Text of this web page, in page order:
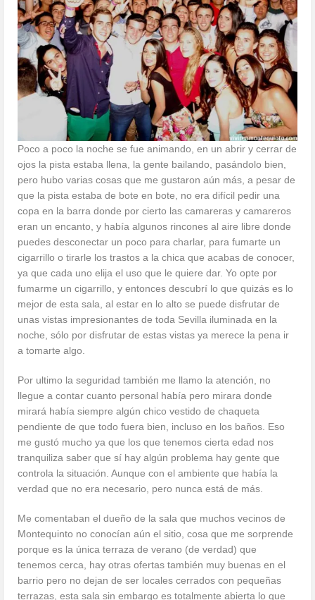
Poco a poco la noche se fue animando, en un abrir y cerrar de
ojos la pista estaba llena, la gente bailando, pasándolo bien,
pero hubo varias cosas que me gustaron aún más, a pesar de
que la pista estaba de bote en bote, no era difícil pedir una
copa en la barra donde por cierto las camareras y camareros
eran un encanto, y había algunos rincones al aire libre donde
puedes desconectar un poco para charlar, para fumarte un
cigarrillo o tirarle los trastos a la chica que acabas de conocer,
ya que cada uno elija el uso que le quiere dar. Yo opte por
fumarme un cigarrillo, y entonces descubrí lo que quizás es lo
mejor de esta sala, al estar en lo alto se puede disfrutar de
unas vistas impresionantes de toda Sevilla iluminada en la
noche, sólo por disfrutar de estas vistas ya merece la pena ir
a tomarte algo.
Por ultimo la seguridad también me llamo la atención, no
llegue a contar cuanto personal había pero mirara donde
mirará había siempre algún chico vestido de chaqueta
pendiente de que todo fuera bien, incluso en los baños. Eso
me gustó mucho ya que los que tenemos cierta edad nos
tranquiliza saber que sí hay algún problema hay gente que
controla la situación. Aunque con el ambiente que había la
verdad que no era necesario, pero nunca está de más.
Me comentaban el dueño de la sala que muchos vecinos de
Montequinto no conocían aún el sitio, cosa que me sorprende
porque es la única terraza de verano (de verdad) que
tenemos cerca, hay otras ofertas también muy buenas en el
barrio pero no dejan de ser locales cerrados con pequeñas
terrazas, esta sala sin embargo es totalmente abierta lo que